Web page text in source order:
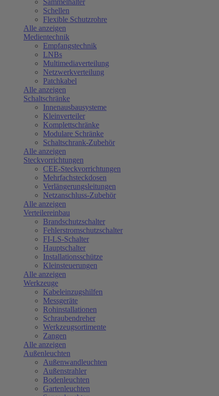
Sammelhalter
Schellen
Flexible Schutzrohre
Alle anzeigen
Medientechnik
Empfangstechnik
LNBs
Multimediaverteilung
Netzwerkverteilung
Patchkabel
Alle anzeigen
Schaltschränke
Innenausbausysteme
Kleinverteiler
Komplettschränke
Modulare Schränke
Schaltschrank-Zubehör
Alle anzeigen
Steckvorrichtungen
CEE-Steckvorrichtungen
Mehrfachsteckdosen
Verlängerungsleitungen
Netzanschluss-Zubehör
Alle anzeigen
Verteilereinbau
Brandschutzschalter
Fehlerstromschutzschalter
FI-LS-Schalter
Hauptschalter
Installationsschütze
Kleinsteuerungen
Alle anzeigen
Werkzeuge
Kabeleinzugshilfen
Messgeräte
Rohinstallationen
Schraubendreher
Werkzeugsortimente
Zangen
Alle anzeigen
Außenleuchten
Außenwandleuchten
Außenstrahler
Bodenleuchten
Gartenleuchten